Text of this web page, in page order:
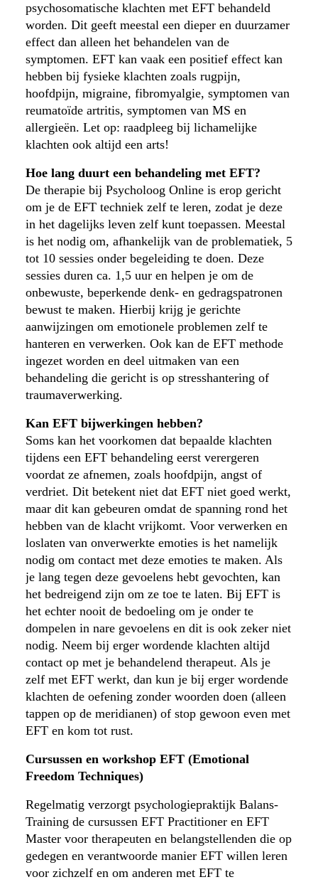
psychosomatische klachten met EFT behandeld
worden. Dit geeft meestal een dieper en duurzamer
effect dan alleen het behandelen van de
symptomen. EFT kan vaak een positief effect kan
hebben bij fysieke klachten zoals rugpijn,
hoofdpijn, migraine, fibromyalgie, symptomen van
reumatoïde artritis, symptomen van MS en
allergieën. Let op: raadpleeg bij lichamelijke
klachten ook altijd een arts!
Hoe lang duurt een behandeling met EFT?
De therapie bij Psycholoog Online is erop gericht
om je de EFT techniek zelf te leren, zodat je deze
in het dagelijks leven zelf kunt toepassen. Meestal
is het nodig om, afhankelijk van de problematiek, 5
tot 10 sessies onder begeleiding te doen. Deze
sessies duren ca. 1,5 uur en helpen je om de
onbewuste, beperkende denk- en gedragspatronen
bewust te maken. Hierbij krijg je gerichte
aanwijzingen om emotionele problemen zelf te
hanteren en verwerken. Ook kan de EFT methode
ingezet worden en deel uitmaken van een
behandeling die gericht is op stresshantering of
traumaverwerking.
Kan EFT bijwerkingen hebben?
Soms kan het voorkomen dat bepaalde klachten
tijdens een EFT behandeling eerst verergeren
voordat ze afnemen, zoals hoofdpijn, angst of
verdriet. Dit betekent niet dat EFT niet goed werkt,
maar dit kan gebeuren omdat de spanning rond het
hebben van de klacht vrijkomt. Voor verwerken en
loslaten van onverwerkte emoties is het namelijk
nodig om contact met deze emoties te maken. Als
je lang tegen deze gevoelens hebt gevochten, kan
het bedreigend zijn om ze toe te laten. Bij EFT is
het echter nooit de bedoeling om je onder te
dompelen in nare gevoelens en dit is ook zeker niet
nodig. Neem bij erger wordende klachten altijd
contact op met je behandelend therapeut. Als je
zelf met EFT werkt, dan kun je bij erger wordende
klachten de oefening zonder woorden doen (alleen
tappen op de meridianen) of stop gewoon even met
EFT en kom tot rust.
Cursussen en workshop EFT (Emotional
Freedom Techniques)
Regelmatig verzorgt psychologiepraktijk Balans-
Training de cursussen EFT Practitioner en EFT
Master voor therapeuten en belangstellenden die op
gedegen en verantwoorde manier EFT willen leren
voor zichzelf en om anderen met EFT te